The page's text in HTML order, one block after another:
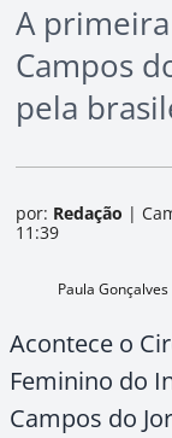
A
Campos
pela
por: Redação |
11:39
Paula Gonçalves
Acontece o
Feminino do
Campos do